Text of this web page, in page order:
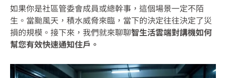
如果你是社區管委會成員或總幹事，這個場景一定不陌
生。當颱風天，積水威脅來臨，當下的決定往往決定了災
損的規模。接下來，我們就來聊聊智生活雲端對講機如何
幫您有效快速通知住戶。